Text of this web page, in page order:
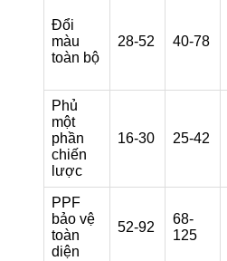
Đổi
màu
toàn bộ
28-52 40-78
Phủ
một
phần
chiến
lược
16-30 25-42
PPF
bảo vệ
toàn
diện
52-92
68-
125